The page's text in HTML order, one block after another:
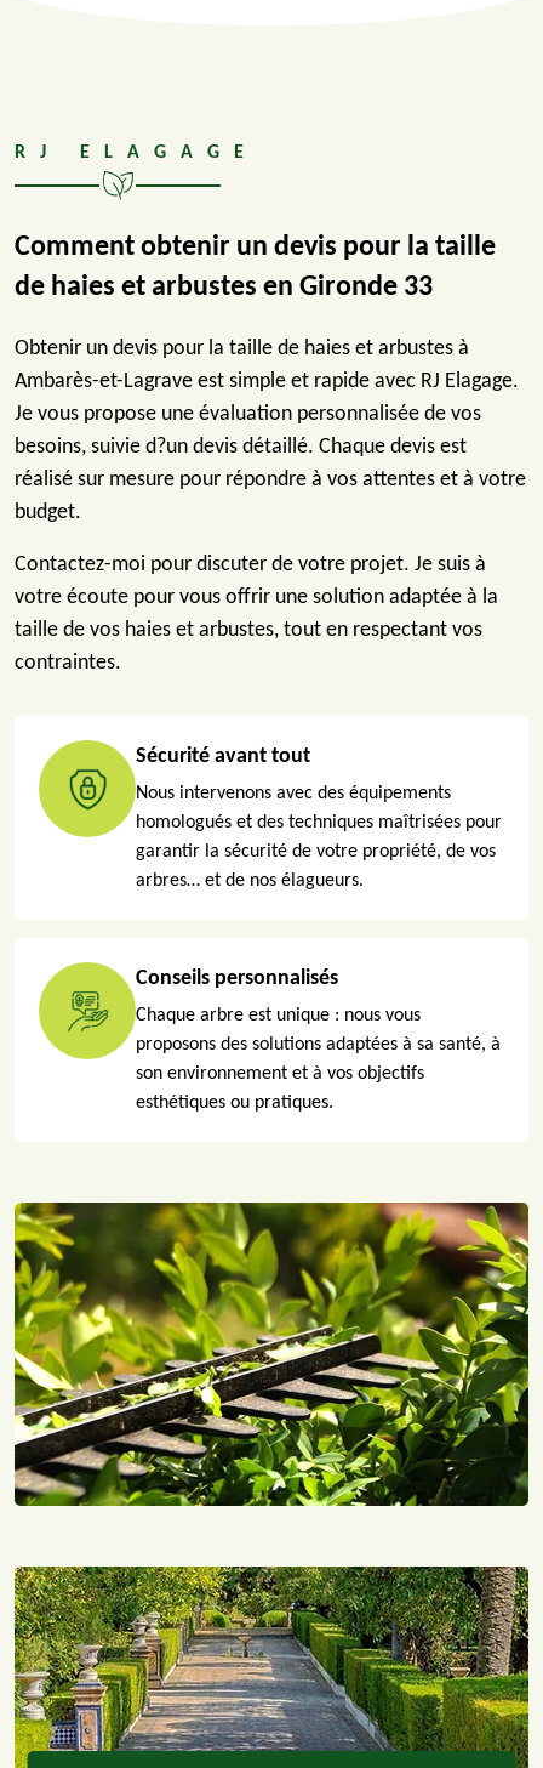
RJ ELAGAGE
Comment obtenir un devis pour la taille
de haies et arbustes en Gironde 33
Obtenir un devis pour la taille de haies et arbustes à
Ambarès-et-Lagrave est simple et rapide avec RJ Elagage.
Je vous propose une évaluation personnalisée de vos
besoins, suivie d?un devis détaillé. Chaque devis est
réalisé sur mesure pour répondre à vos attentes et à votre
budget.
Contactez-moi pour discuter de votre projet. Je suis à
votre écoute pour vous offrir une solution adaptée à la
taille de vos haies et arbustes, tout en respectant vos
contraintes.
Sécurité avant tout
Nous intervenons avec des équipements
homologués et des techniques maîtrisées pour
garantir la sécurité de votre propriété, de vos
arbres… et de nos élagueurs.
Conseils personnalisés
Chaque arbre est unique : nous vous
proposons des solutions adaptées à sa santé, à
son environnement et à vos objectifs
esthétiques ou pratiques.